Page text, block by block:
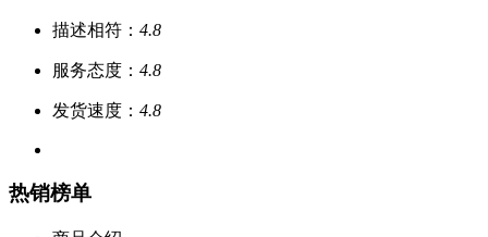
描述相符： 4.8
服务态度： 4.8
发货速度： 4.8
热销榜单